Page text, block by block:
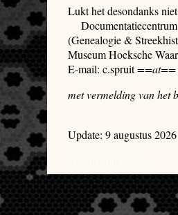
Lukt het desondanks
Documentatiecentrum
(Genealogie &
Museum Hoeksche
E-mail: c.spruit==at==
met vermelding van het
Update: 9 augustus 2026